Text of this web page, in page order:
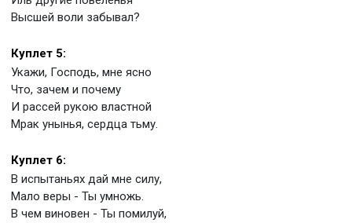
Высшей воли забывал?
Куплет 5:
Укажи, Господь, мне ясно
Что, зачем и почему
И рассей рукою властной
Мрак унынья, сердца тьму.
Куплет 6:
В испытаньях дай мне силу,
Мало веры - Ты умножь.
В чем виновен - Ты помилуй,